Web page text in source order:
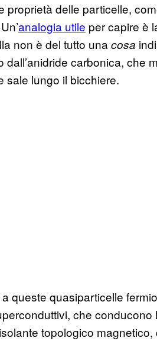
proprietà delle particelle,
analogia utile per capire è
non è del tutto una cosa
dall’anidride carbonica, che
sale lungo il bicchiere.
queste quasiparticelle
che conducono
topologico